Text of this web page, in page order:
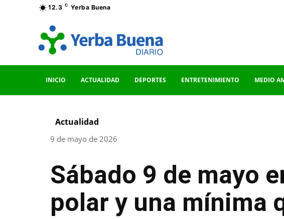
12.3 C Yerba Buena
INICIO ACTUALIDAD DEPORTES ENTRETENIMIENTO MEDIO
Actualidad
9 de mayo de 2026
Sábado 9 de mayo
polar y una mínima